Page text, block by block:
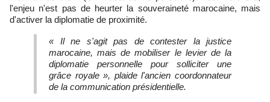
l'enjeu n'est pas de heurter la souveraineté marocaine, mais
d'activer la diplomatie de proximité.
« Il ne s'agit pas de contester la justice
marocaine, mais de mobiliser le levier de la
diplomatie personnelle pour solliciter une
grâce royale », plaide l'ancien coordonnateur
de la communication présidentielle.